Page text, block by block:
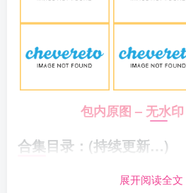
包内原图 – 无水
合集目录：(持续更新…)
首先申明：此《潘多拉》不是
展开阅读全文